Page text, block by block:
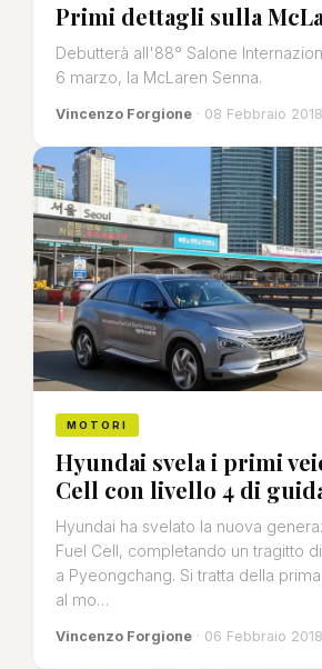
Primi dettagli sulla
Debutterà all'88° Salone
6 marzo, la McLaren Senna.
Vincenzo Forgione · 08 Febbraio
MOTORI
Hyundai svela i primi
Cell con livello 4 di
Hyundai ha svelato la nuova
Fuel Cell, completando un tragitto
a Pyeongchang. Si tratta della
al mo…
Vincenzo Forgione · 06 Febbraio